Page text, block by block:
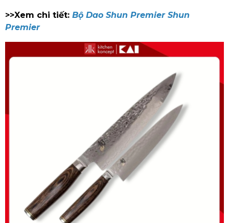
>>Xem chi tiết: Bộ Dao Shun Premier Shun
Premier